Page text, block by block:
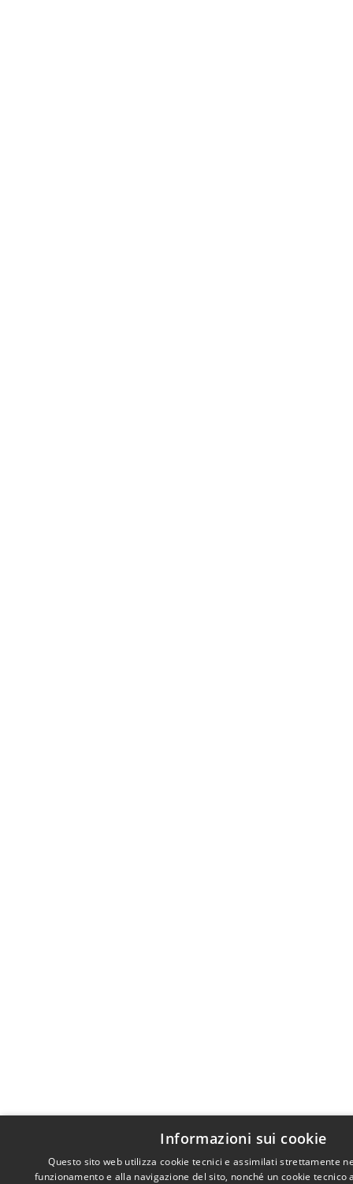
Informazioni sui cookie
Questo sito web utilizza cookie tecnici e assimilati strettamente
funzionamento e alla navigazione del sito, nonché un cookie tecnico